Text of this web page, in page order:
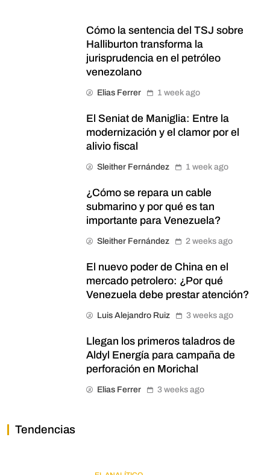
Cómo la sentencia del TSJ sobre
Halliburton transforma la
jurisprudencia en el petróleo
venezolano
Elias Ferrer 1 week ago
El Seniat de Maniglia: Entre la
modernización y el clamor por el
alivio fiscal
Sleither Fernández 1 week ago
¿Cómo se repara un cable
submarino y por qué es tan
importante para Venezuela?
Sleither Fernández 2 weeks ago
El nuevo poder de China en el
mercado petrolero: ¿Por qué
Venezuela debe prestar atención?
Luis Alejandro Ruiz 3 weeks ago
Llegan los primeros taladros de
Aldyl Energía para campaña de
perforación en Morichal
Elias Ferrer 3 weeks ago
Tendencias